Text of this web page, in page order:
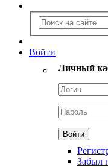
Войти
Личный
Забыл